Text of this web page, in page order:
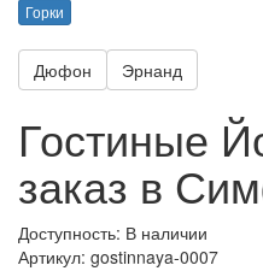
Горки
Дюфон Эрнанд
Гостиные
заказ в
Доступность: В наличии
Артикул: gostinnaya-0007